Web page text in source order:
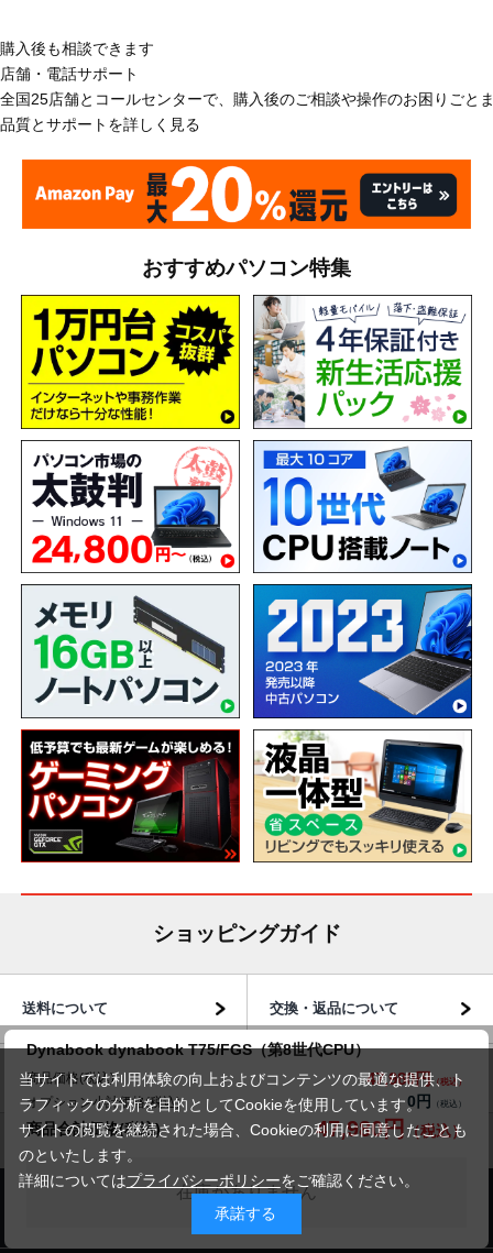
Dynabook dynabook T75/FGS（第8世代CPU）
商品価格(税込) 47,980円
オプション小計価格(税込)
0円
商品合計価格(税込)
47,980円
在庫がありません
購入後も相談できます
店舗・電話サポート
全国25店舗とコールセンターで、購入後のご相談や操作のお困りごと
品質とサポートを詳しく見る
おすすめパソコン特集
ショッピングガイド
送料について 交換・返品について
お届けについて 商品・保証について
当サイトでは利用体験の向上およびコンテンツの最適な提供、ト
ラフィックの分析を目的としてCookieを使用しています。
サイトの閲覧を継続された場合、Cookieの利用に同意したことも
のといたします。
詳細についてはプライバシーポリシーをご確認ください。
承諾する